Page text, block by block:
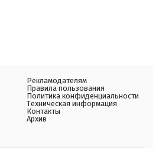
Рекламодателям
Правила пользования
Политика конфиденциальности
Техническая информация
Контакты
Архив